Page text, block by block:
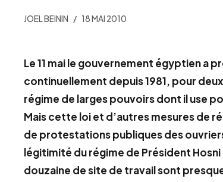
JOEL BEININ 18 MAI 2010
Le 11 mai le gouvernement égyptien a
continuellement depuis 1981, pour
régime de larges pouvoirs dont il use
Mais cette loi et d’autres mesures de
de protestations publiques des
légitimité du régime de Président
douzaine de site de travail sont